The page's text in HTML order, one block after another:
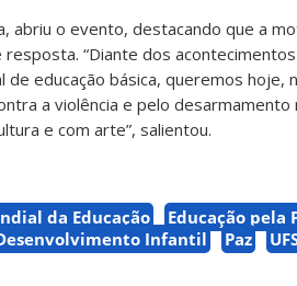
abriu o evento, destacando que a
“Diante dos
educação básica, queremos hoje,
a violência e pelo desarmamento
e com arte”, salientou.
da Educação
Educação pela
Infantil Paz